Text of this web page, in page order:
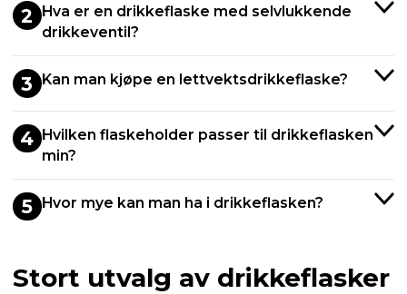
2 Hva er en drikkeflaske med selvlukkende
drikkeventil?
3 Kan man kjøpe en lettvektsdrikkeflaske?
4 Hvilken flaskeholder passer til drikkeflasken
min?
5 Hvor mye kan man ha i drikkeflasken?
Stort utvalg av drikkeflasker